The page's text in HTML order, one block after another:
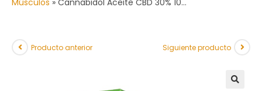
Músculos » Cannabidol Aceite CBD 30% 10…
Producto anterior Siguiente producto